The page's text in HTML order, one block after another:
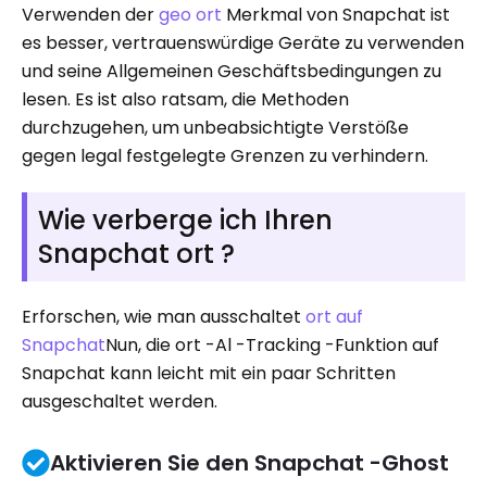
Verwenden dergeo ort Merkmal von Snapchat ist
es besser, vertrauenswürdige Geräte zu verwenden
und seine Allgemeinen Geschäftsbedingungen zu
lesen. Es ist also ratsam, die Methoden
durchzugehen, um unbeabsichtigte Verstöße
gegen legal festgelegte Grenzen zu verhindern.
Wie verberge ich Ihren
Snapchat ort ?
Erforschen, wie man ausschaltet ort auf
SnapchatNun, die ort -Al -Tracking -Funktion auf
Snapchat kann leicht mit ein paar Schritten
ausgeschaltet werden.
Aktivieren Sie den Snapchat -Ghost